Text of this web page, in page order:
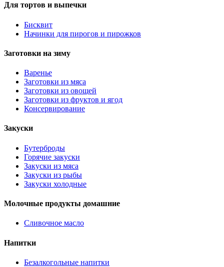
Для тортов и выпечки
Бисквит
Начинки для пирогов и пирожков
Заготовки на зиму
Варенье
Заготовки из мяса
Заготовки из овощей
Заготовки из фруктов и ягод
Консервирование
Закуски
Бутерброды
Горячие закуски
Закуски из мяса
Закуски из рыбы
Закуски холодные
Молочные продукты домашние
Сливочное масло
Напитки
Безалкогольные напитки